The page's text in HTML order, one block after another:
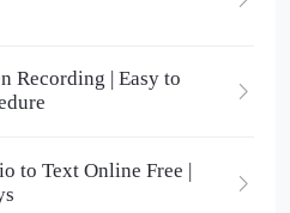
Recording | Easy to
to Text Online Free |